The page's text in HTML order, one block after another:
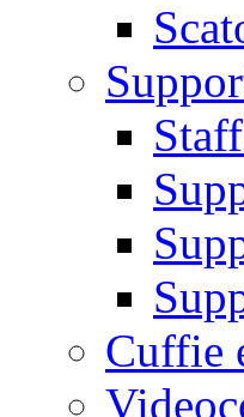
Cuffie